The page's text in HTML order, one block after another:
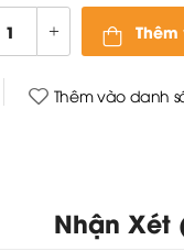
Thêm vào danh
Nhận Xét